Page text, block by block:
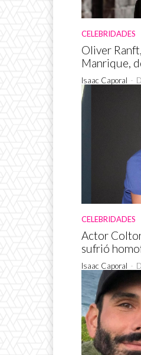
CELEBRIDADES
Oliver
Manrique,
Isaac Caporal -
CELEBRIDADES
Actor
sufrió
Isaac Caporal -